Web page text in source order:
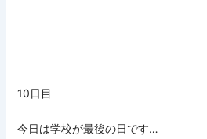
10日目
今日は学校が最後の日です…